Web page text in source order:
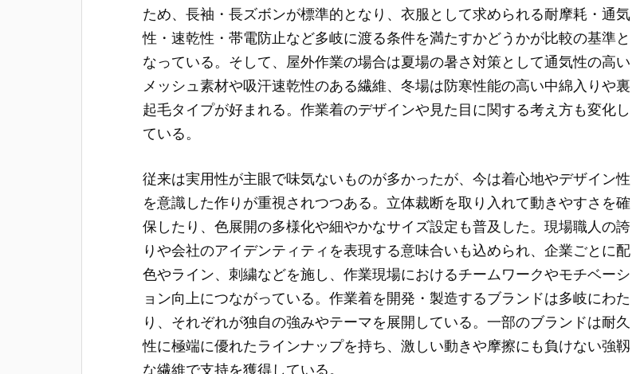
ため、長袖・長ズボンが標準的となり、衣服として求められる耐摩耗・通気
性・速乾性・帯電防止など多岐に渡る条件を満たすかどうかが比較の基準と
なっている。そして、屋外作業の場合は夏場の暑さ対策として通気性の高い
メッシュ素材や吸汗速乾性のある繊維、冬場は防寒性能の高い中綿入りや裏
起毛タイプが好まれる。作業着のデザインや見た目に関する考え方も変化し
ている。
従来は実用性が主眼で味気ないものが多かったが、今は着心地やデザイン性
を意識した作りが重視されつつある。立体裁断を取り入れて動きやすさを確
保したり、色展開の多様化や細やかなサイズ設定も普及した。現場職人の誇
りや会社のアイデンティティを表現する意味合いも込められ、企業ごとに配
色やライン、刺繍などを施し、作業現場におけるチームワークやモチベーシ
ョン向上につながっている。作業着を開発・製造するブランドは多岐にわた
り、それぞれが独自の強みやテーマを展開している。一部のブランドは耐久
性に極端に優れたラインナップを持ち、激しい動きや摩擦にも負けない強靱
な繊維で支持を獲得している。